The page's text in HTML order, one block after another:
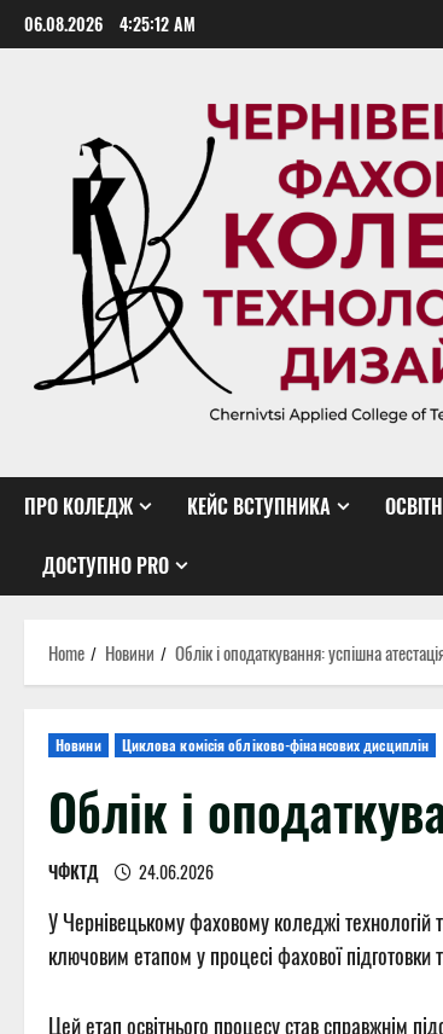
Skip
to
06.08.2026 4:25:13 AM
ПРО КОЛЕДЖ КЕЙС ВСТУПНИКА
ДОСТУПНО PRO
Home Новини Облік і оподаткування: успішна
Новини Циклова комісія обліково-фінансових дисциплін
Облік і
ЧФКТД 24.06.2026
У Чернівецькому фаховому коледжі технологій
ключовим етапом у процесі фахової
Цей етап освітнього процесу став справжнім